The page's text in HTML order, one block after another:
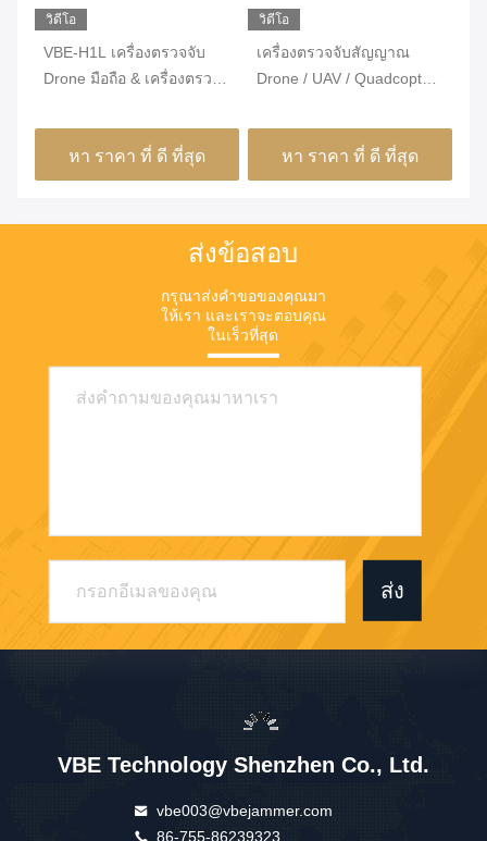
วิดีโอ
VBE-H1L เครื่องตรวจจับ
Drone มือถือ & เครื่องตรวจ
พกพาและการทํางาน
หา ราคา ที่ ดี ที่สุด
วิดีโอ
เครื่องตรวจจับสัญญาณ
Drone / UAV / Quadcopter
มิเนียม ABS ประมาณ 1.5kg
หา ราคา ที่ ดี ที่สุด
ส่งข้อสอบ
กรุณาส่งคําขอของคุณมา
ให้เรา และเราจะตอบคุณ
ในเร็วที่สุด
ส่ง
VBE Technology Shenzhen Co., Ltd.
vbe003@vbejammer.com
86-755-86239323